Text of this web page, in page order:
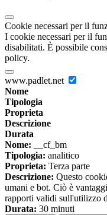
Cookie necessari per il
I cookie necessari per il
disabilitati. È possibile
policy.
www.padlet.net
Nome
Tipologia
Proprieta
Descrizione
Durata
Nome: __cf_bm
Tipologia: analitico
Proprieta: Terza parte
Descrizione: Questo
umani e bot. Ciò è
rapporti validi sull'utilizzo
Durata: 30 minuti